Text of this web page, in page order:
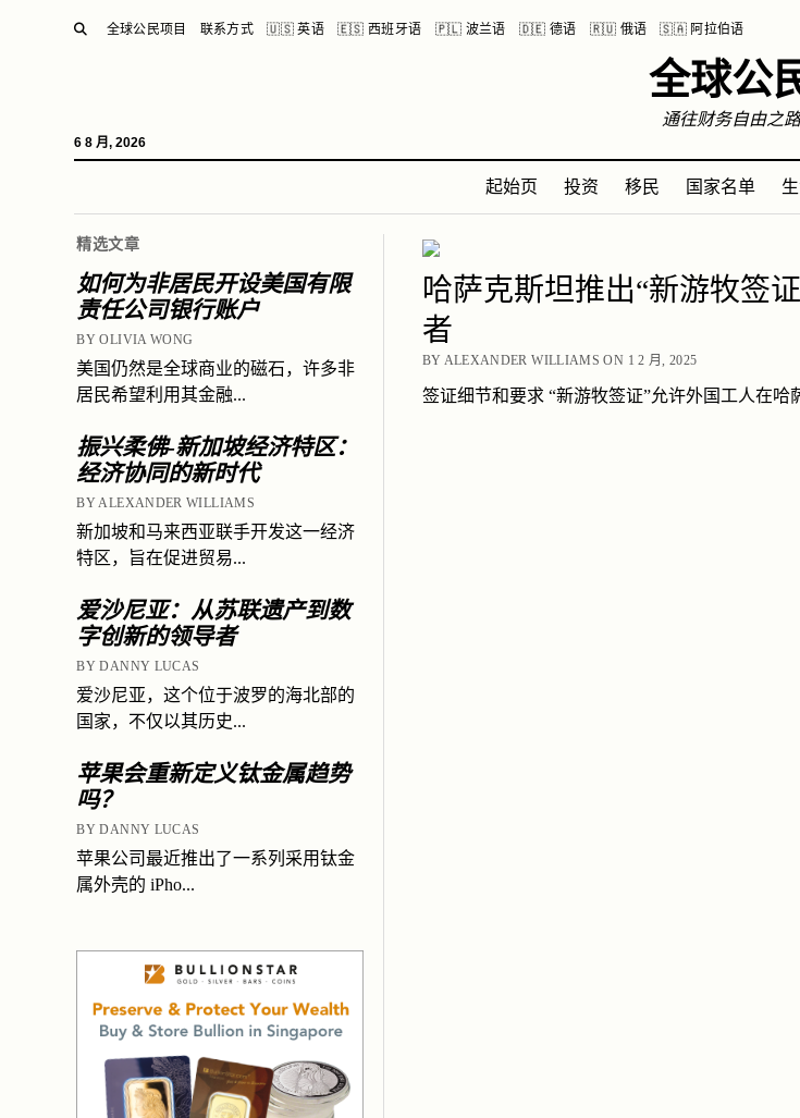
SEARCH
全球公民项目 联系方式 🇺🇸 英语 🇪🇸 西班牙语 🇵🇱 波兰语 🇩🇪 德语 🇷🇺 俄语 🇸🇦 阿拉伯语
全球公
6 8 月, 2026
通往财务自由之路
起始页 投资 移民 国家名单
精选文章
如何为非居民开设美国有限
责任公司银行账户
BY OLIVIA WONG
美国仍然是全球商业的磁石，许多非
居民希望利用其金融...
振兴柔佛-新加坡经济特区：
经济协同的新时代
BY ALEXANDER WILLIAMS
新加坡和马来西亚联手开发这一经济
特区，旨在促进贸易...
爱沙尼亚：从苏联遗产到数
字创新的领导者
BY DANNY LUCAS
爱沙尼亚，这个位于波罗的海北部的
国家，不仅以其历史...
苹果会重新定义钛金属趋势
吗？
BY DANNY LUCAS
苹果公司最近推出了一系列采用钛金
属外壳的 iPho...
哈萨克斯坦推出“新游牧签
者
BY ALEXANDER WILLIAMS ON 1 2 月, 2025
签证细节和要求 “新游牧签证”允许外国工人在